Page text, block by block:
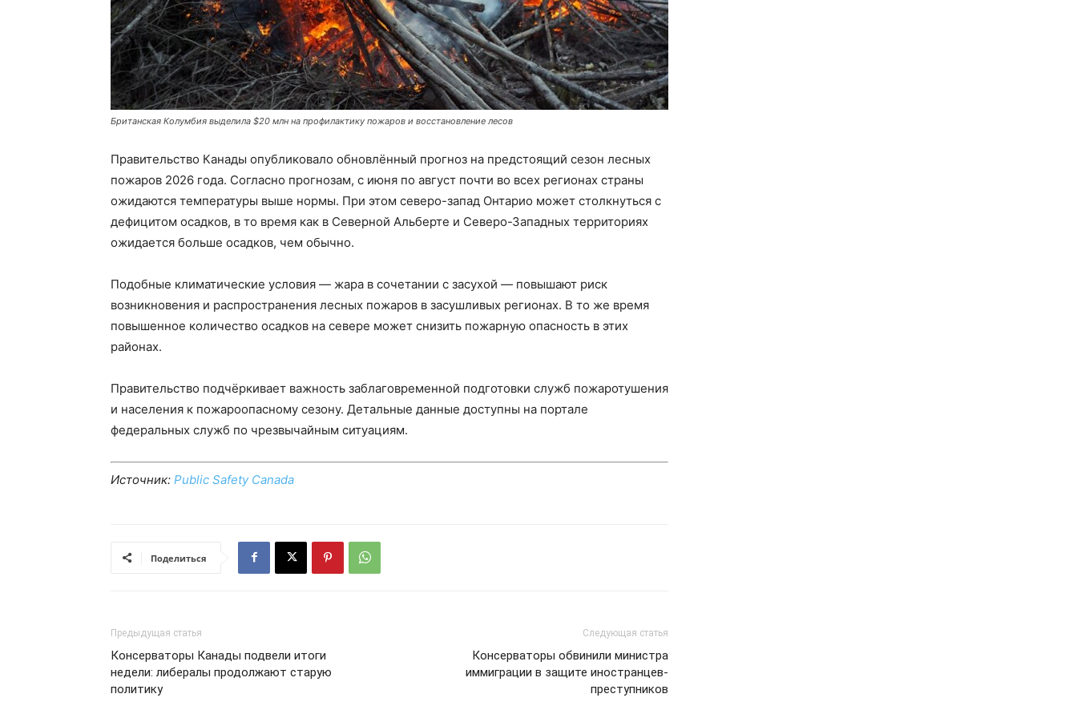
Британская Колумбия выделила $20 млн на профилактику пожаров и восстановление лесов
Правительство Канады опубликовало обновлённый прогноз на предстоящий сезон лесных
пожаров 2026 года. Согласно прогнозам, с июня по август почти во всех регионах страны
ожидаются температуры выше нормы. При этом северо-запад Онтарио может столкнуться с
дефицитом осадков, в то время как в Северной Альберте и Северо-Западных территориях
ожидается больше осадков, чем обычно.
Подобные климатические условия — жара в сочетании с засухой — повышают риск
возникновения и распространения лесных пожаров в засушливых регионах. В то же время
повышенное количество осадков на севере может снизить пожарную опасность в этих
районах.
Правительство подчёркивает важность заблаговременной подготовки служб пожаротушения
и населения к пожароопасному сезону. Детальные данные доступны на портале
федеральных служб по чрезвычайным ситуациям.
Источник: Public Safety Canada
Поделиться
Предыдущая статья
Консерваторы Канады подвели итоги
недели: либералы продолжают старую
политику
Следующая статья
Консерваторы обвинили министра
иммиграции в защите иностранцев-
преступников